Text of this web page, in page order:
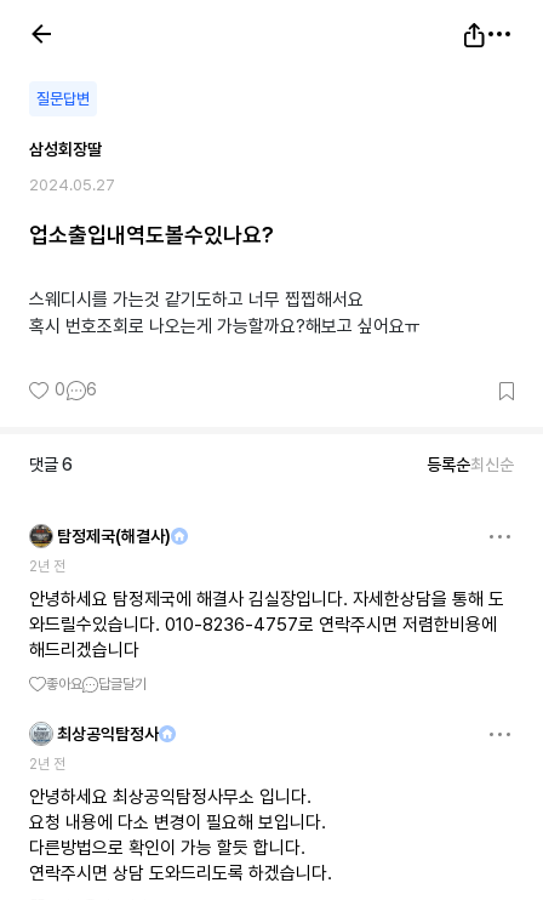
질문답변
삼성회장딸
2024.05.27
업소출입내역도볼수있나요?
스웨디시를 가는것 같기도하고 너무 찝찝해서요
혹시 번호조회로 나오는게 가능할까요?해보고 싶어요ㅠ
0 6
댓글6 등록순최신순
탐정제국(해결사)
2년 전
안녕하세요 탐정제국에 해결사 김실장입니다. 자세한상담을 통해 도
와드릴수있습니다. 010-8236-4757로 연락주시면 저렴한비용에
해드리겠습니다
좋아요 답글달기
최상공익탐정사
2년 전
안녕하세요 최상공익탐정사무소 입니다.
요청 내용에 다소 변경이 필요해 보입니다.
다른방법으로 확인이 가능 할듯 합니다.
연락주시면 상담 도와드리도록 하겠습니다.